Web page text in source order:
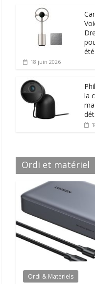
été
18 juin 2026
la
Ordi et matériel
Ordi & Matériels